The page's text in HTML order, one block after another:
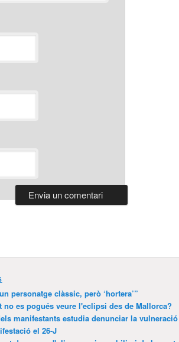
personatge clàssic, però ‘hortera’”
no es pogués veure l'eclipsi des de Mallorca?
manifestants estudia denunciar la vulneració
el 26-J